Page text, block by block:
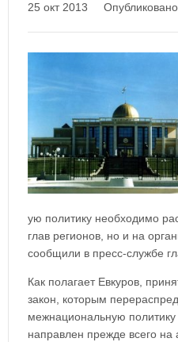
25 окт 2013
ую политику необходимо
глав регионов, но и на
сообщили в пресс-службе
Как полагает Евкуров,
закон, которым
межнациональную политику
направлен прежде всего на